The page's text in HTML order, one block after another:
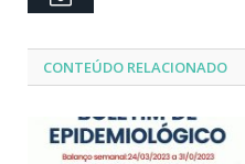
CONTEÚDO RELACIONADO